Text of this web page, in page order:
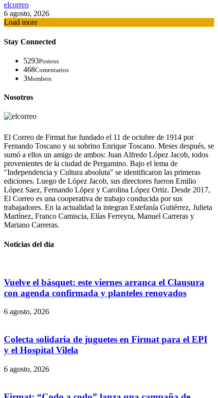
elcorreo
6 agosto, 2026
Load more
Stay Connected
5293Posteos
468Comentarios
3Members
Nosotros
El Correo de Firmat fue fundado el 11 de octubre de 1914 por
Fernando Toscano y su sobrino Enrique Toscano. Meses después, se
sumó a ellos un amigo de ambos: Juan Alfredo López Jacob, todos
provenientes de la ciudad de Pergamino. Bajo el lema de
"Independencia y Cultura absoluta" se identificaron las primeras
ediciones. Luego de López Jacob, sus directores fueron Emilio
López Saez, Fernando López y Carolina López Ortiz. Desde 2017,
El Correo es una cooperativa de trabajo conducida por sus
trabajadores. En la actualidad la integran Estefanía Gutiérrez, Julieta
Martínez, Franco Camiscia, Elías Ferreyra, Manuel Carreras y
Mariano Carreras.
Noticias del día
Vuelve el básquet: este viernes arranca el Clausura
con agenda confirmada y planteles renovados
6 agosto, 2026
Colecta solidaria de juguetes en Firmat para el EPI
y el Hospital Vilela
6 agosto, 2026